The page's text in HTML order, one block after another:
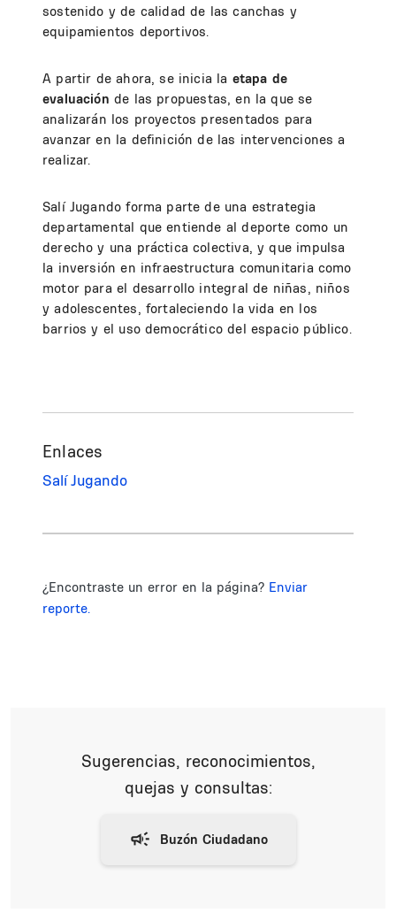
sostenido y de calidad de las canchas y
equipamientos deportivos.
A partir de ahora, se inicia la etapa de
evaluación de las propuestas, en la que se
analizarán los proyectos presentados para
avanzar en la definición de las intervenciones a
realizar.
Salí Jugando forma parte de una estrategia
departamental que entiende al deporte como un
derecho y una práctica colectiva, y que impulsa
la inversión en infraestructura comunitaria como
motor para el desarrollo integral de niñas, niños
y adolescentes, fortaleciendo la vida en los
barrios y el uso democrático del espacio público.
Enlaces
Salí Jugando
¿Encontraste un error en la página? Enviar
reporte.
Sugerencias, reconocimientos,
quejas y consultas: